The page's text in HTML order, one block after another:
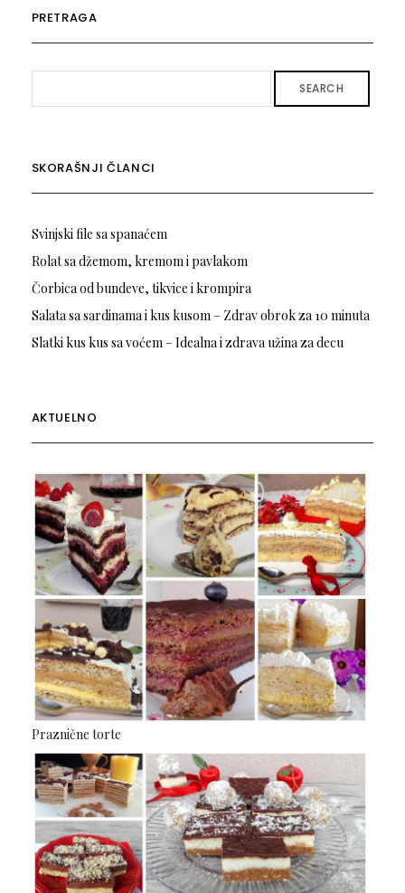
PRETRAGA
SEARCH
SKORAŠNJI ČLANCI
Svinjski file sa spanaćem
Rolat sa džemom, kremom i pavlakom
Čorbica od bundeve, tikvice i krompira
Salata sa sardinama i kus kusom – Zdrav obrok za 10 minuta
Slatki kus kus sa voćem – Idealna i zdrava užina za decu
AKTUELNO
Praznične torte